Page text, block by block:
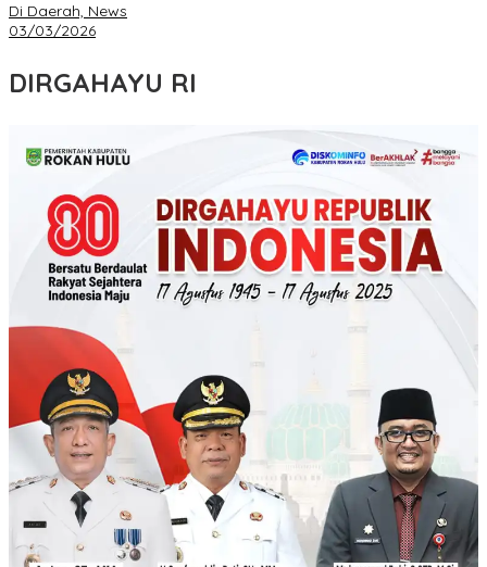
Di Daerah, News
03/03/2026
DIRGAHAYU RI